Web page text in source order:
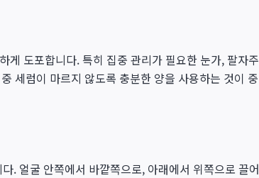
게 도포합니다. 특히 집중 관리가 필요한 눈가, 팔자주
세럼이 마르지 않도록 충분한 양을 사용하는 것이 중
. 얼굴 안쪽에서 바깥쪽으로, 아래에서 위쪽으로 끌어